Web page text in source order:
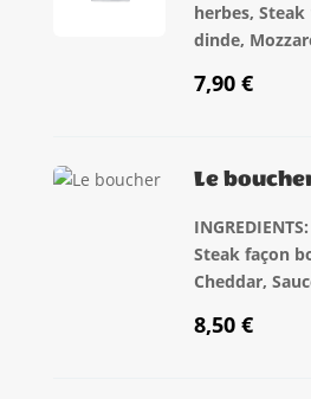
herbes, Steak
dinde,
7,90 €
Le
Steak façon
Cheddar,
8,50 €